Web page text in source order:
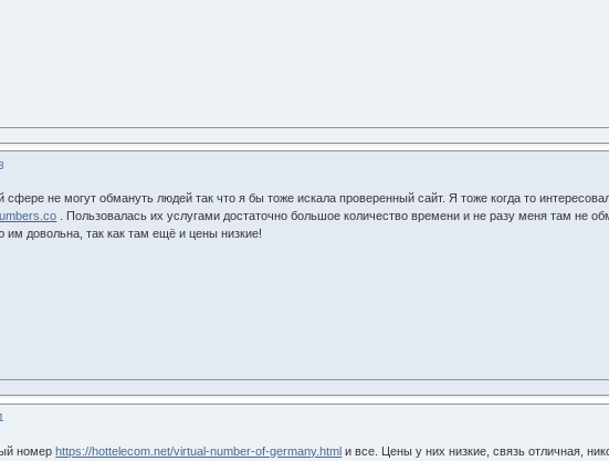
сфере не могут обмануть людей так что я бы тоже искала проверенный сайт. Я тоже когда то
. Пользовалась их услугами достаточно большое количество времени и не разу меня там не
им довольна, так как там ещё и цены низкие!
номерhttps://hottelecom.net/virtual-number-of-germany.html и все. Цены у них низкие, связь отличная,